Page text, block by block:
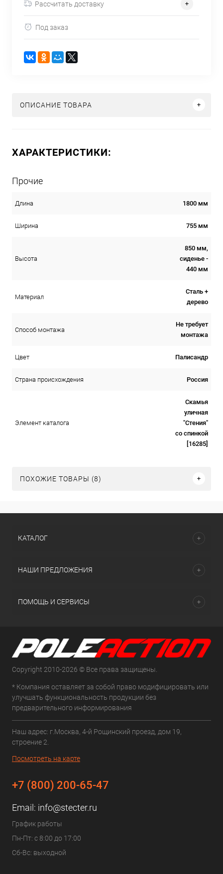
Рассчитать доставку
Под заказ
ОПИСАНИЕ ТОВАРА
ХАРАКТЕРИСТИКИ:
Прочие
Длина 1800 мм
Ширина 755 мм
Высота
850 мм,
сиденье -
440 мм
Материал
Сталь +
дерево
Способ монтажа
Не требует
монтажа
Цвет Палисандр
Страна происхождения Россия
Элемент каталога
Скамья
уличная
"Стения"
со спинкой
[16285]
ПОХОЖИЕ ТОВАРЫ (8)
КАТАЛОГ
НАШИ ПРЕДЛОЖЕНИЯ
ПОМОЩЬ И СЕРВИСЫ
Copyright 2010-2026 © Все права защищены.
* Компания оставляет за собой право модифицировать или
улучшать функциональность продукции без
предварительного информирования
Наш адрес: г.Москва, 4-й Рощинский проезд, дом 19,
строение 2.
Посмотреть на карте
+7 (800) 200-65-47
Email: info@stecter.ru
График работы
Пн-Пт: с 8:00 до 17:00
Сб-Вс: выходной